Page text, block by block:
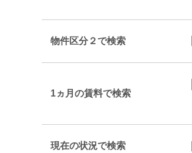
物件区分２で検索
1ヵ月の賃料で検索
現在の状況で検索